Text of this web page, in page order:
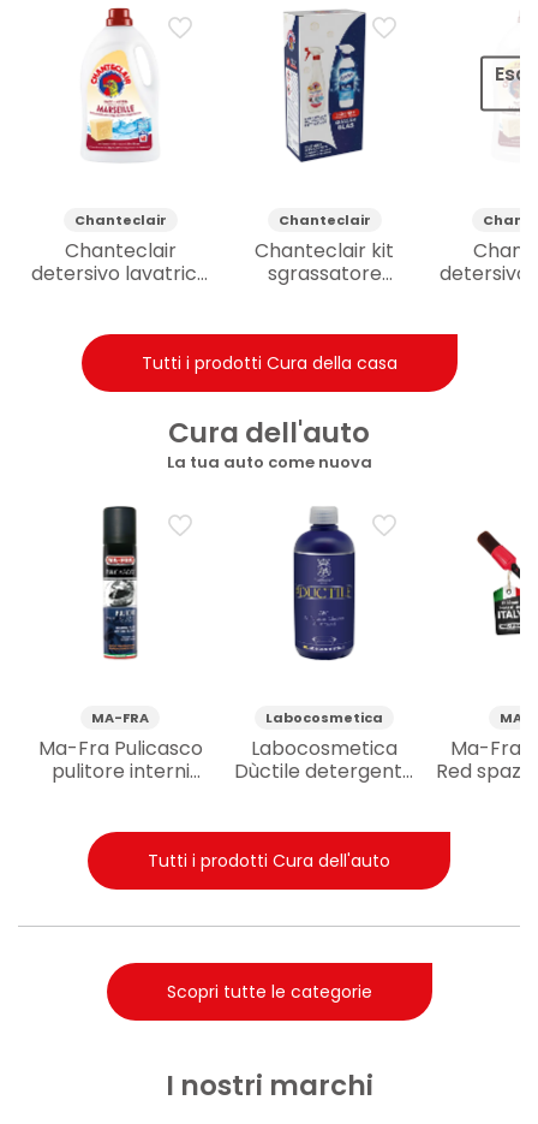
Chanteclair
detersivo lavatrice
Chanteclair
Chanteclair kit
sgrassatore
vetri 650ml
Chanteclair
detersivo
Tutti i prodotti Cura della casa
Cura dell'auto
La tua auto come nuova
Ma-Fra Pulicasco
pulitore interni
MA-FRA
Labocosmetica
Dùctile detergente
Labocosmetica
Ma-Fra
Red
MA-
Tutti i prodotti Cura dell'auto
Scopri tutte le categorie
I nostri marchi